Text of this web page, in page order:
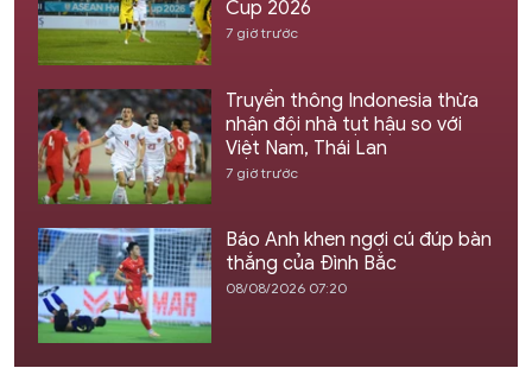
Cup 2026
7 giờ trước
Truyền thông Indonesia thừa
nhận đội nhà tụt hậu so với
Việt Nam, Thái Lan
7 giờ trước
Báo Anh khen ngợi cú đúp bàn
thắng của Đình Bắc
08/08/2026 07:20